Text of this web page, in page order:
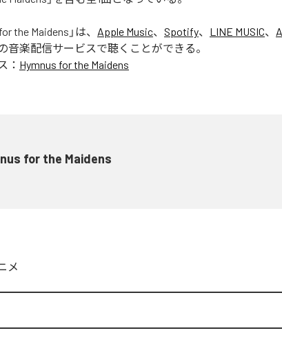
the Maidens 」は、 Apple Music、 Spotify、 LINE MUSIC、
音楽配信サービスで聴くことができる。
： Hymnus for the Maidens
for the Maidens
メ